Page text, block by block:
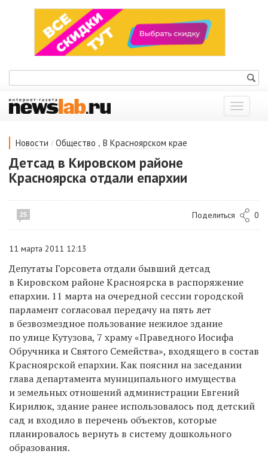
Показать
меню
Новости / Общество , В Красноярском крае
Детсад в Кировском районе
Красноярска отдали епархии
25 Поделиться 0
11 марта 2011 12:13
Депутаты Горсовета отдали бывший детсад
в Кировском районе Красноярска в распоряжение
епархии. 11 марта на очередной сессии городской
парламент согласовал передачу на пять лет
в безвозмездное пользование нежилое здание
по улице Кутузова, 7 храму «Праведного Иосифа
Обручника и Святого Семейства», входящего в состав
Красноярской епархии. Как пояснил на заседании
глава департамента муниципального имущества
и земельных отношений администрации Евгений
Кирилюк, здание ранее использовалось под детский
сад и входило в перечень объектов, которые
планировалось вернуть в систему дошкольного
образования.